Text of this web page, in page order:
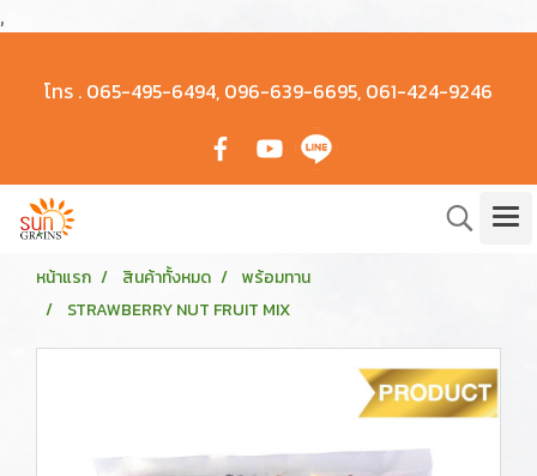
,
โทร . 065-495-6494, 096-639-6695, 061-424-9246
หน้าแรก สินค้าทั้งหมด
พร้อมทาน
STRAWBERRY NUT FRUIT MIX